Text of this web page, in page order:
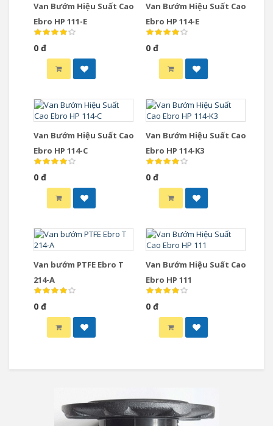
Van Bướm Hiệu Suất Cao
Ebro HP 111-E
0 đ
Van Bướm Hiệu Suất Cao
Ebro HP 114-E
0 đ
Van Bướm Hiệu Suất Cao
Ebro HP 114-C
0 đ
Van Bướm Hiệu Suất Cao
Ebro HP 114-K3
0 đ
Van bướm PTFE Ebro T
214-A
0 đ
Van Bướm Hiệu Suất Cao
Ebro HP 111
0 đ